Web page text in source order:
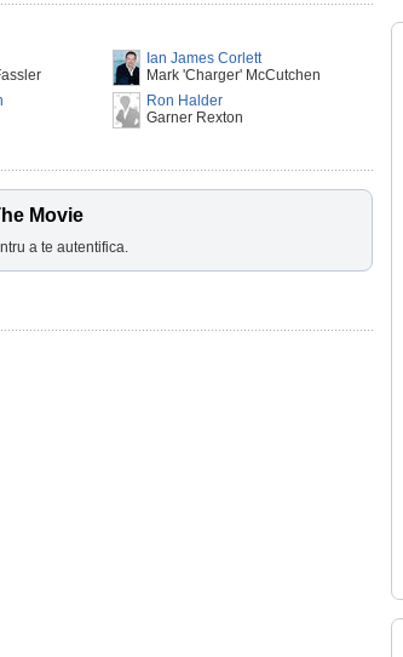
Ian James Corlett
Mark 'Charger' McCutchen
Ron Halder
Garner Rexton
Movie
a te autentifica.